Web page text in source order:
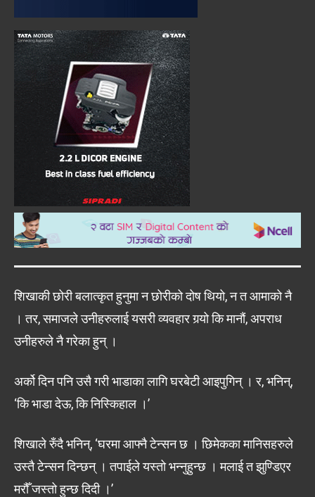
शिखाकी छोरी बलात्कृत हुनुमा न छोरीको दोष थियो, न त आमाको नै
। तर, समाजले उनीहरुलाई यसरी व्यवहार गर्‍यो कि मानौं, अपराध
उनीहरुले नै गरेका हुन् ।
अर्को दिन पनि उसै गरी भाडाका लागि घरबेटी आइपुगिन् । र, भनिन्,
‘कि भाडा देऊ, कि निस्किहाल ।’
शिखाले रुँदै भनिन्, ‘घरमा आफ्नै टेन्सन छ । छिमेकका मानिसहरुले
उस्तै टेन्सन दिन्छन् । तपाईले यस्तो भन्नुहुन्छ । मलाई त झुण्डिएर
मरौँ जस्तो हुन्छ दिदी ।’